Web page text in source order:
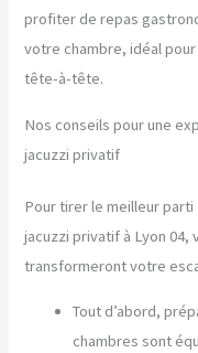
profiter de repas
votre chambre, idéal
tête-à-tête.
Nos conseils pour une
jacuzzi privatif
Pour tirer le meilleur
jacuzzi privatif à Lyon
transformeront votre
Tout d’abord,
chambres sont